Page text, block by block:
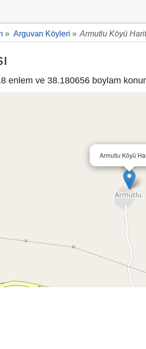
» Arguvan Köyleri » Armutlu Köyü
enlem ve 38.180656 boylam
Armutlu Köyü